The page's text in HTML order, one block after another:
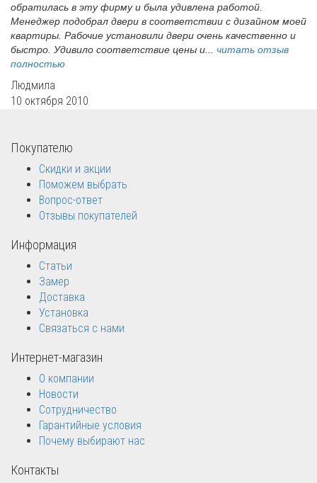
обратилась в эту фирму и была удивлена работой.
Менеджер подобрал двери в соответствии с дизайном моей
квартиры. Рабочие установили двери очень качественно и
быстро. Удивило соответствие цены и... читать отзыв
полностью
Людмила
10 октября 2010
Покупателю
Скидки и акции
Поможем выбрать
Вопрос-ответ
Отзывы покупателей
Информация
Статьи
Замер
Доставка
Установка
Связаться с нами
Интернет-магазин
О компании
Новости
Сотрудничество
Гарантийные условия
Почему выбирают нас
Контакты